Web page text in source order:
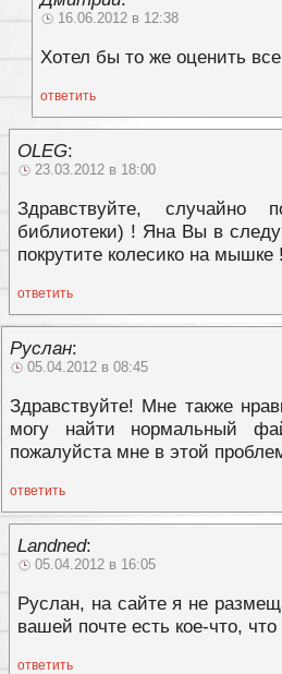
16.06.2012 в 12:38
Хотел бы то же оценить
ответить
OLEG:
23.03.2012 в 18:00
Здравствуйте,
библиотеки) ! Яна Вы в
покрутите колесико на
ответить
Руслан:
05.04.2012 в 08:45
Здравствуйте! Мне также
могу найти нормальный
пожалуйста мне в этой
ответить
Landned:
05.04.2012 в 16:05
Руслан, на сайте я не
вашей почте есть кое-что,
ответить